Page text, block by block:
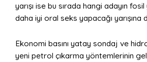
yarışı ise bu sırada hangi adayın
daha iyi oral seks yapacağı yarışına
Ekonomi basını yatay sondaj ve
yeni petrol çıkarma yöntemlerinin